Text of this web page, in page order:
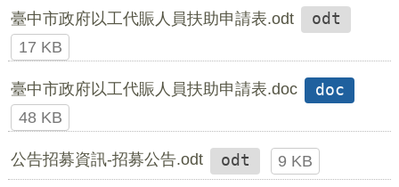
臺中市政府以工代賑人員扶助申請表.odt
odt
17 KB
臺中市政府以工代賑人員扶助申請表.doc
doc
48 KB
公告招募資訊-招募公告.odt odt 9 KB